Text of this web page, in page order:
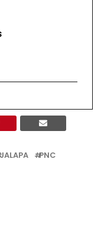
PNC